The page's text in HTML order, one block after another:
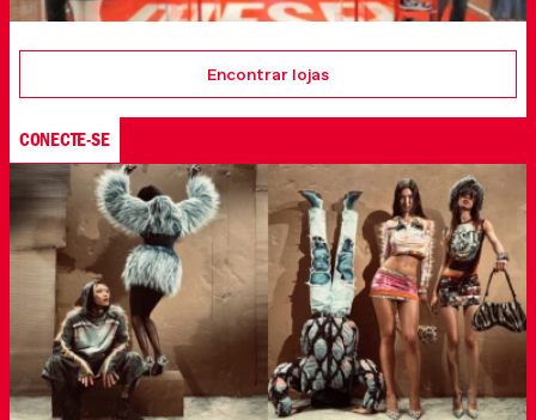
Encontrar lojas
CONECTE-SE